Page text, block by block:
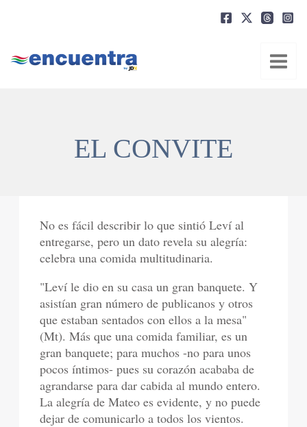
EL CONVITE
No es fácil describir lo que sintió Leví al
entregarse, pero un dato revela su alegría:
celebra una comida multitudinaria.
"Leví le dio en su casa un gran banquete. Y
asistían gran número de publicanos y otros
que estaban sentados con ellos a la mesa"
(Mt). Más que una comida familiar, es un
gran banquete; para muchos -no para unos
pocos íntimos- pues su corazón acababa de
agrandarse para dar cabida al mundo entero.
La alegría de Mateo es evidente, y no puede
dejar de comunicarlo a todos los vientos.